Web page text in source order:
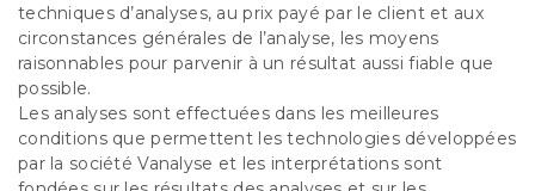
techniques d’analyses, au prix payé par le client et aux
circonstances générales de l’analyse, les moyens
raisonnables pour parvenir à un résultat aussi fiable que
possible.
Les analyses sont effectuées dans les meilleures
conditions que permettent les technologies développées
par la société Vanalyse et les interprétations sont